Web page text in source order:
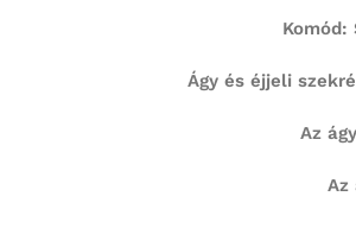
Komód:
Ágy és éjjeli
Az
Az